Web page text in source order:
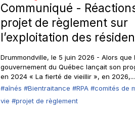
Communiqué -
projet de règlement sur
l’exploitation des
privées pour aînés : Les
ont-ils toujours leur
parole?
Drummondville, le 5 juin 2026 - Alors que
gouvernement du Québec lançait son
en 2024 « La fierté de vieillir », en 2026,...
#aînés #Bientraitance #RPA #comités de
vie #projet de règlement